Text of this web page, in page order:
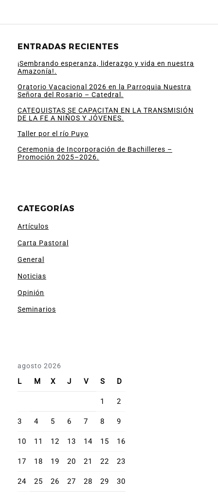
ENTRADAS RECIENTES
¡Sembrando esperanza, liderazgo y vida en nuestra
Amazonía!.
Oratorio Vacacional 2026 en la Parroquia Nuestra
Señora del Rosario – Catedral.
CATEQUISTAS SE CAPACITAN EN LA TRANSMISIÓN
DE LA FE A NIÑOS Y JÓVENES.
Taller por el río Puyo
Ceremonia de Incorporación de Bachilleres –
Promoción 2025–2026.
CATEGORÍAS
Artículos
Carta Pastoral
General
Noticias
Opinión
Seminarios
agosto 2026
L M X J V S D
1 2
3 4 5 6 7 8 9
10 11 12 13 14 15 16
17 18 19 20 21 22 23
24 25 26 27 28 29 30